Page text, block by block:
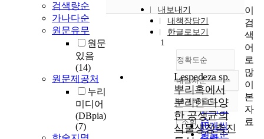
검색량순
가나다순
원문유무
원문
있음
(14)
원문제공처
누리
미디어
(DBpia)
(7)
내보내기
내책장담기
한글로보기
정확도순
정확도
순
인기도
순
연도순
내림차순
내림차순
10개씩 출력
10개씩
조회
1
Lespedeza sp.
뿌리혹에서
분리한 다양
한 공생균의
식물생장촉진
이
검
색
어
로
많
이
본
자
료